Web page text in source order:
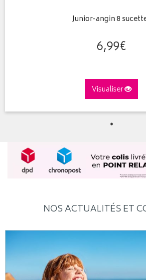
Junior-angin 8
6,99€
Visualiser
NOS ACTUALITÉS ET